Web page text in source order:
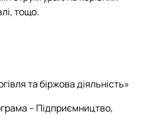
тощо.
та біржова діяльність»
– Підприємництво,